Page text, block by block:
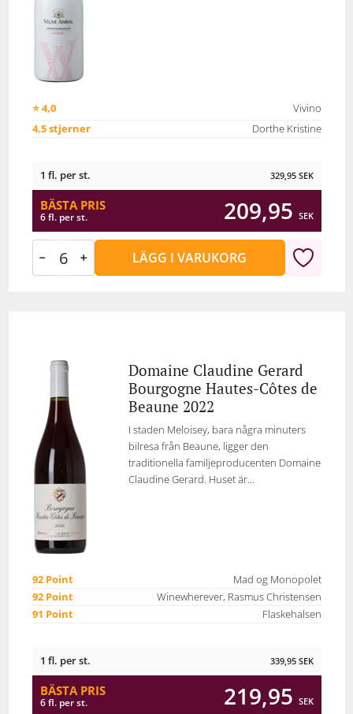
⭐ 4,0
Vivino
4,5 stjerner
Dorthe Kristine
1 fl. per st. 329,95 SEK
BÄSTA PRIS
6 fl. per st. 209,95 SEK
LÄGG I VARUKORG
Domaine Claudine Gerard
Bourgogne Hautes-Côtes de
Beaune 2022
I staden Meloisey, bara några minuters
bilresa från Beaune, ligger den
traditionella familjeproducenten Domaine
Claudine Gerard. Huset är...
92 Point
Mad og Monopolet
92 Point
Winewherever, Rasmus Christensen
91 Point
Flaskehalsen
1 fl. per st. 339,95 SEK
BÄSTA PRIS
6 fl. per st. 219,95 SEK